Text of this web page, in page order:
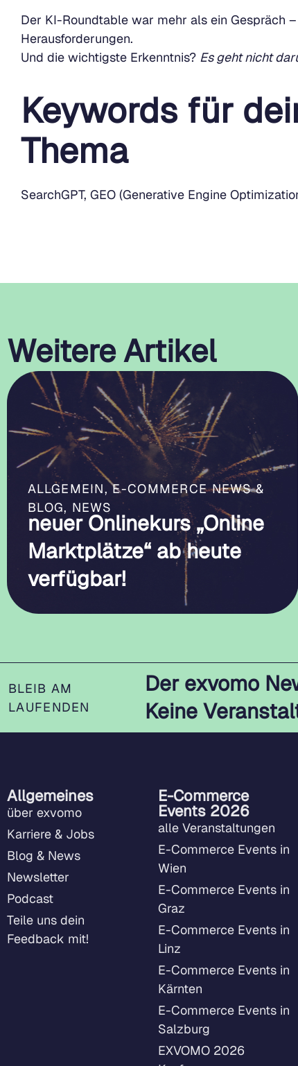
Der KI-Roundtable war mehr als ein Gespräch
Herausforderungen.
Und die wichtigste Erkenntnis? Es geht nicht
Keywords für
Thema
SearchGPT, GEO (Generative Engine
Weitere Artikel
ALLGEMEIN,E-COMMERCE NEWS &
BLOG, NEWS
neuer Onlinekurs „Online
Marktplätze“ ab heute
verfügbar!
BLEIB AM
LAUFENDEN
Der exvomo
Keine
Allgemeines
über exvomo
Karriere & Jobs
Blog & News
Newsletter
Podcast
Teile uns dein
Feedback mit!
E-Commerce
Events 2026
alle Veranstaltungen
E-Commerce Events in
Wien
E-Commerce Events in
Graz
E-Commerce Events in
Linz
E-Commerce Events in
Kärnten
E-Commerce Events in
Salzburg
EXVOMO 2026